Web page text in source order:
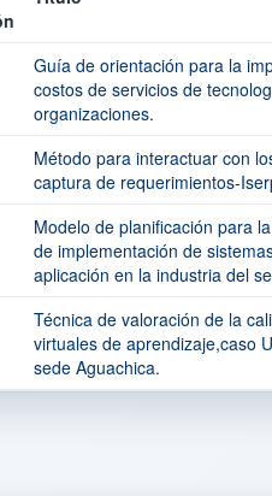
Guía de orientación para la
costos de servicios de
organizaciones.
Método para interactuar con
captura de requerimientos-
Modelo de planificación para
de implementación de
aplicación en la industria del
Técnica de valoración de la
virtuales de aprendizaje,caso
sede Aguachica.